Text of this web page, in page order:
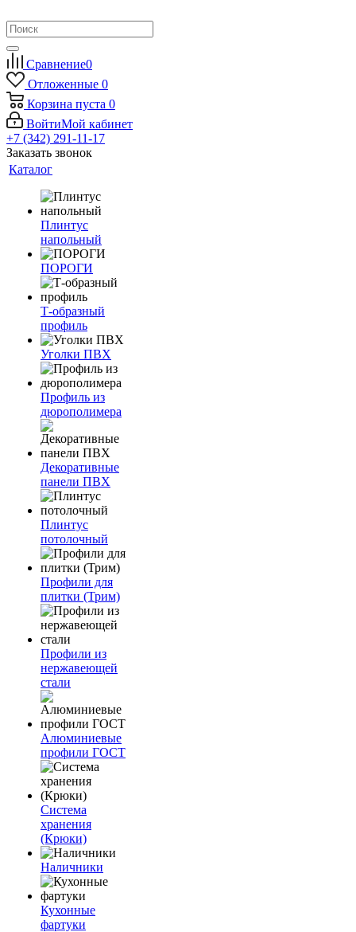
Сравнение0
Отложенные 0
Корзина пуста 0
ВойтиМой кабинет
+7 (342) 291-11-17
Заказать звонок
Каталог
Плинтус
напольный
ПОРОГИ
Т-образный
профиль
Уголки ПВХ
Профиль из
дюрополимера
Декоративные
панели ПВХ
Плинтус
потолочный
Профили для
плитки (Трим)
Профили из
нержавеющей
стали
Алюминиевые
профили ГОСТ
Система
хранения
(Крюки)
Наличники
Кухонные
фартуки